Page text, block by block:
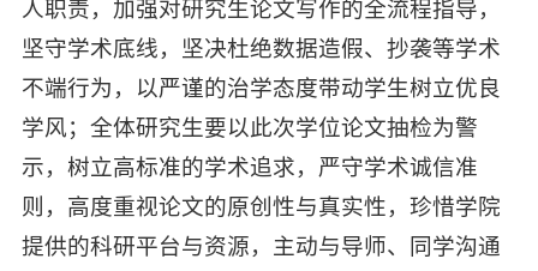
人职责，加强对研究生论文写作的全流程指导，
坚守学术底线，坚决杜绝数据造假、抄袭等学术
不端行为，以严谨的治学态度带动学生树立优良
学风；全体研究生要以此次学位论文抽检为警
示，树立高标准的学术追求，严守学术诚信准
则，高度重视论文的原创性与真实性，珍惜学院
提供的科研平台与资源，主动与导师、同学沟通